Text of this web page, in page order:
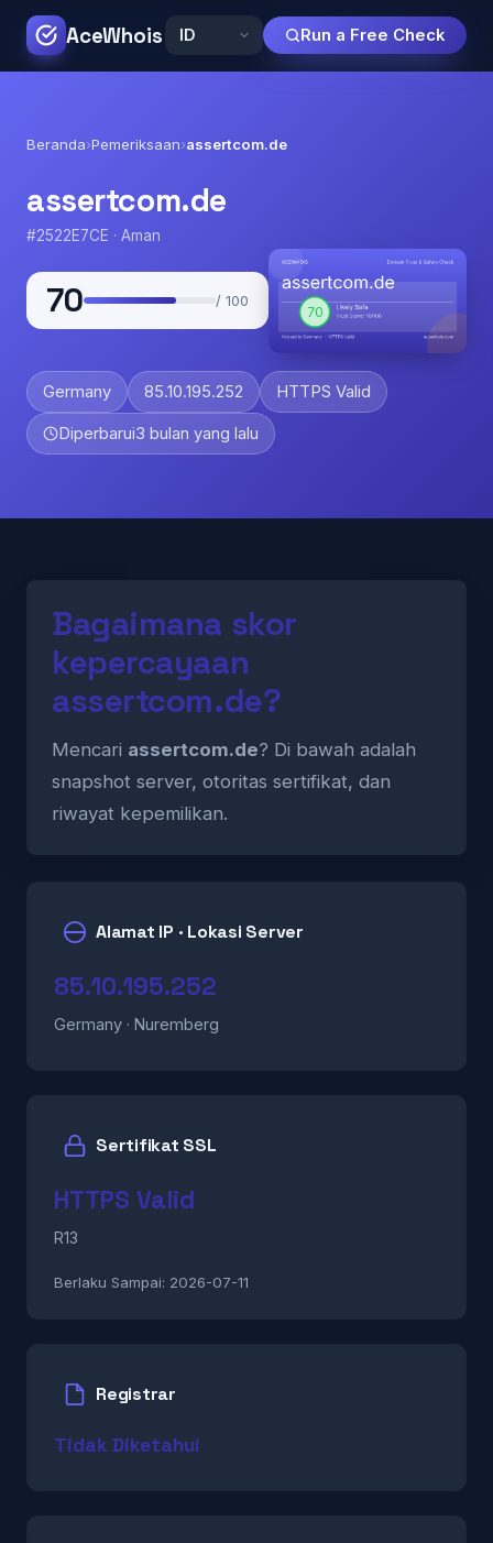
AceWhois Run a Free Check
Beranda›Pemeriksaan›assertcom.de
assertcom.de
#2522E7CE · Aman
70 / 100
Germany 85.10.195.252 HTTPS Valid
Diperbarui3 bulan yang lalu
Bagaimana skor
kepercayaan
assertcom.de?
Mencari assertcom.de? Di bawah adalah
snapshot server, otoritas sertifikat, dan
riwayat kepemilikan.
Alamat IP · Lokasi Server
85.10.195.252
Germany · Nuremberg
Sertifikat SSL
HTTPS Valid
R13
Berlaku Sampai: 2026-07-11
Registrar
Tidak Diketahui